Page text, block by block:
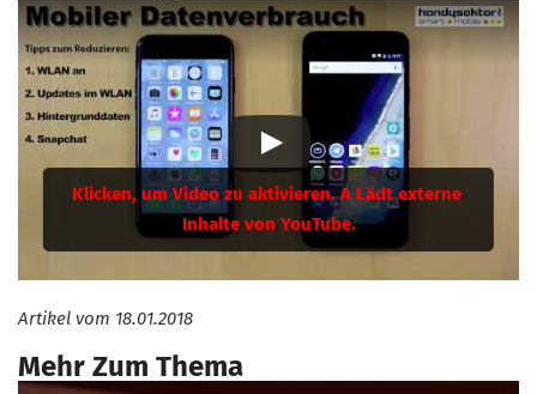
Artikel vom 18.01.2018
Mehr Zum Thema